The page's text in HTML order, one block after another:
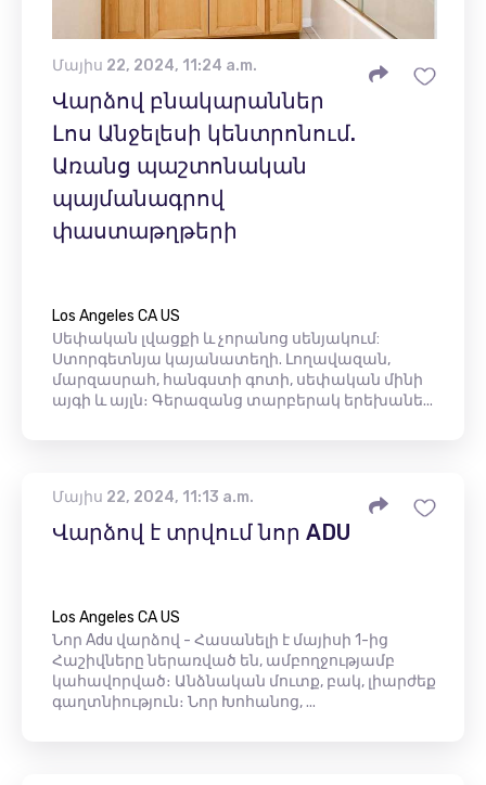
Մայիս 22, 2024, 11:24 a.m.
Վարձով բնակարաններ
Լոս Անջելեսի կենտրոնում.
Առանց պաշտոնական
պայմանագրով
փաստաթղթերի
Los Angeles CA US
Սեփական լվացքի և չորանոց սենյակում:
Ստորգետնյա կայանատեղի. Լողավազան,
մարզասրահ, հանգստի գոտի, սեփական մինի
այգի և այլն։ Գերազանց տարբերակ երեխանե...
Մայիս 22, 2024, 11:13 a.m.
Վարձով է տրվում նոր ADU
Los Angeles CA US
Նոր Adu վարձով - Հասանելի է մայիսի 1-ից
Հաշիվները ներառված են, ամբողջությամբ
կահավորված։ Անձնական մուտք, բակ, լիարժեք
գաղտնիություն։ Նոր Խոհանոց, ...